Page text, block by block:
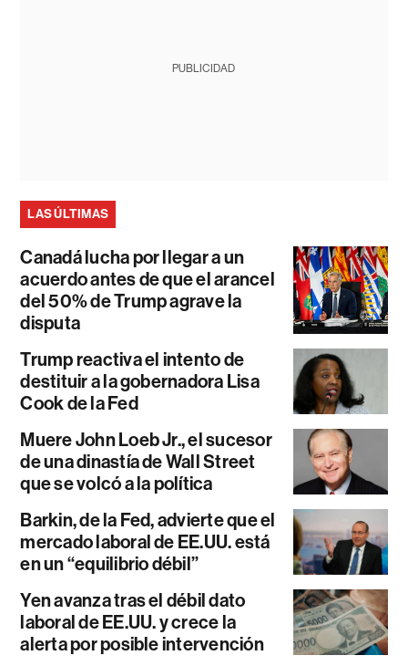
PUBLICIDAD
LAS ÚLTIMAS
Canadá lucha por llegar a un
acuerdo antes de que el arancel
del 50% de Trump agrave la
disputa
Trump reactiva el intento de
destituir a la gobernadora Lisa
Cook de la Fed
Muere John Loeb Jr., el sucesor
de una dinastía de Wall Street
que se volcó a la política
Barkin, de la Fed, advierte que el
mercado laboral de EE.UU. está
en un “equilibrio débil”
Yen avanza tras el débil dato
laboral de EE.UU. y crece la
alerta por posible intervención